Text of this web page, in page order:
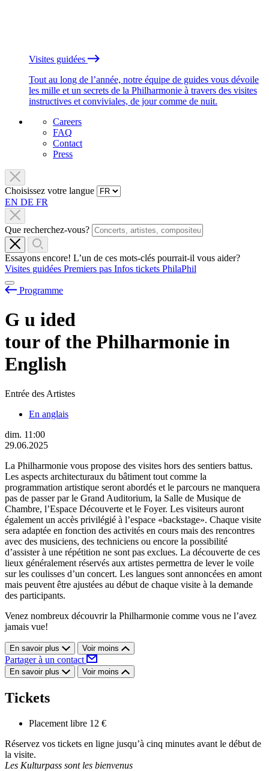
Visites guidées
Tout au long de l’année, notre équipe de guides vous dévoile
les mille et un secrets de la Philharmonie à travers des visites
instructives et conviviales, de jour comme de nuit.
Careers
FAQ
Contact
Press
Choisissez votre langue
EN DE FR
Que recherchez-vous?
Essayons encore! L’un de ces mots-clés pourrait-il vous aider?
Visites guidées Premiers pas Infos tickets PhilaPhil
Programme
G u ided
tour of the Philharmonie in
English
Entrée des Artistes
En anglais
dim. 11:00
29.06.2025
La Philharmonie vous propose des visites hors des sentiers battus.
Les aspects architecturaux du bâtiment tout comme la
programmation artistique seront abordés et le parcours ne manquera
pas de passer par le Grand Auditorium, la Salle de Musique de
Chambre, l’Espace Découverte et le Foyer. Les visiteurs auront
également un accès privilégié à l’espace «backstage». Chaque visite
sera adaptée en fonction des activités en cours mais des rencontres
avec des musiciens, des techniciens ou encore la possibilité
d’assister à une répétition ne sont pas exclues. La découverte de ces
lieux généralement réservés aux artistes permettra de lever le voile
sur les coulisses d’un concert. Les langues sont annoncées en amont
mais peuvent être ajustées au début de chaque visite à la demande
des participants.
Venez nombreux découvrir la Philharmonie comme vous ne l’avez
jamais vue!
En savoir plus Voir moins
Partager à un contact
En savoir plus Voir moins
Tickets
Placement libre 12 €
Réservez vos tickets en ligne jusqu’à cinq minutes avant le début de
la visite.
Les Kulturpass sont les bienvenus